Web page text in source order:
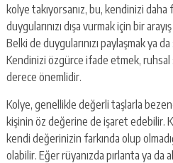
kolye takıyorsanız, bu, kendinizi
duygularınızı dışa vurmak için bir
Belki de duygularınızı paylaşmak ya
Kendinizi özgürce ifade etmek, ruhsal
derece önemlidir.
Kolye, genellikle değerli taşlarla
kişinin öz değerine de işaret edebilir.
kendi değerinizin farkında olup
olabilir. Eğer rüyanızda pırlanta ya da